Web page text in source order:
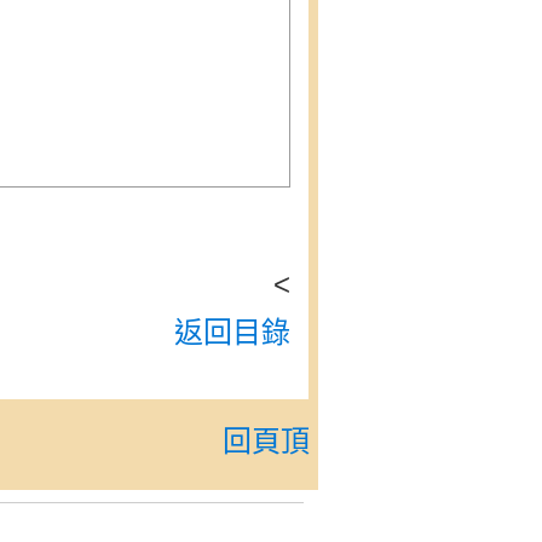
<
返回目錄
回頁頂